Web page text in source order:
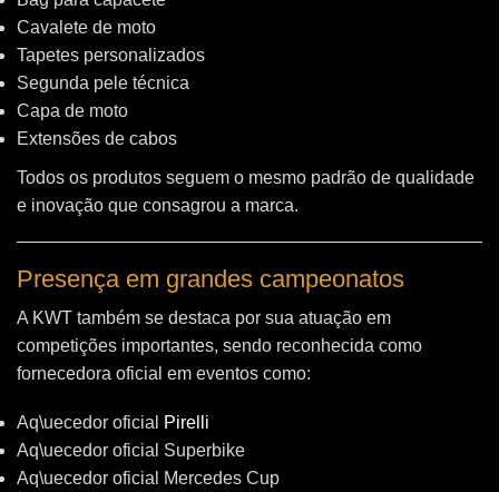
Cavalete de moto
Tapetes personalizados
Segunda pele técnica
Capa de moto
Extensões de cabos
Todos os produtos seguem o mesmo padrão de qualidade
e inovação que consagrou a marca.
Presença em grandes campeonatos
A KWT também se destaca por sua atuação em
competições importantes, sendo reconhecida como
fornecedora oficial em eventos como:
Aq\uecedor oficial
Pirelli
Aq\uecedor oficial Superbike
Aq\uecedor oficial Mercedes Cup